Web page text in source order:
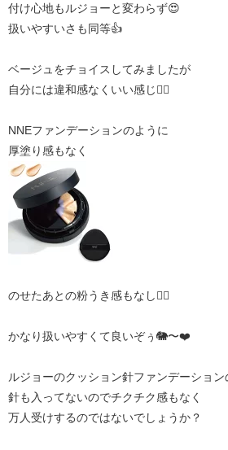
付け心地もルジョーと変わらず😍
扱いやすいさも同等👍
ベージュをチョイスしてみましたが
自分には違和感なくいい感じ🙆‍♀️
NNEファンデーションのように
厚塗り感もなく
のせたあとの粉うき感もなし🙆‍♀️
かなり扱いやすくて良いぞぅ🐘〜❤️
ルジョーのクッション針ファンデーション
針も入ってないのでチクチク感もなく
万人受けするのではないでしょうか？